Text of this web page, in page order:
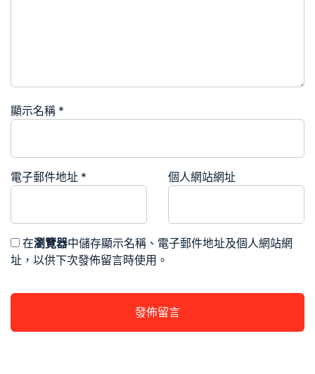
顯示名稱 *
電子郵件地址 * 個人網站網址
在瀏覽器中儲存顯示名稱、電子郵件地址及個人網站網
址，以供下次發佈留言時使用。